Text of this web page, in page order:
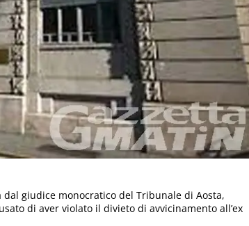
giudice monocratico del Tribunale di Aosta,
di aver violato il divieto di avvicinamento all’ex